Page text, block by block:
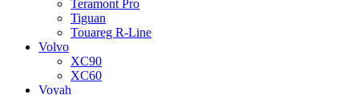
Teramont Pro
Tiguan
Touareg R-Line
Volvo
XC90
XC60
Voyah